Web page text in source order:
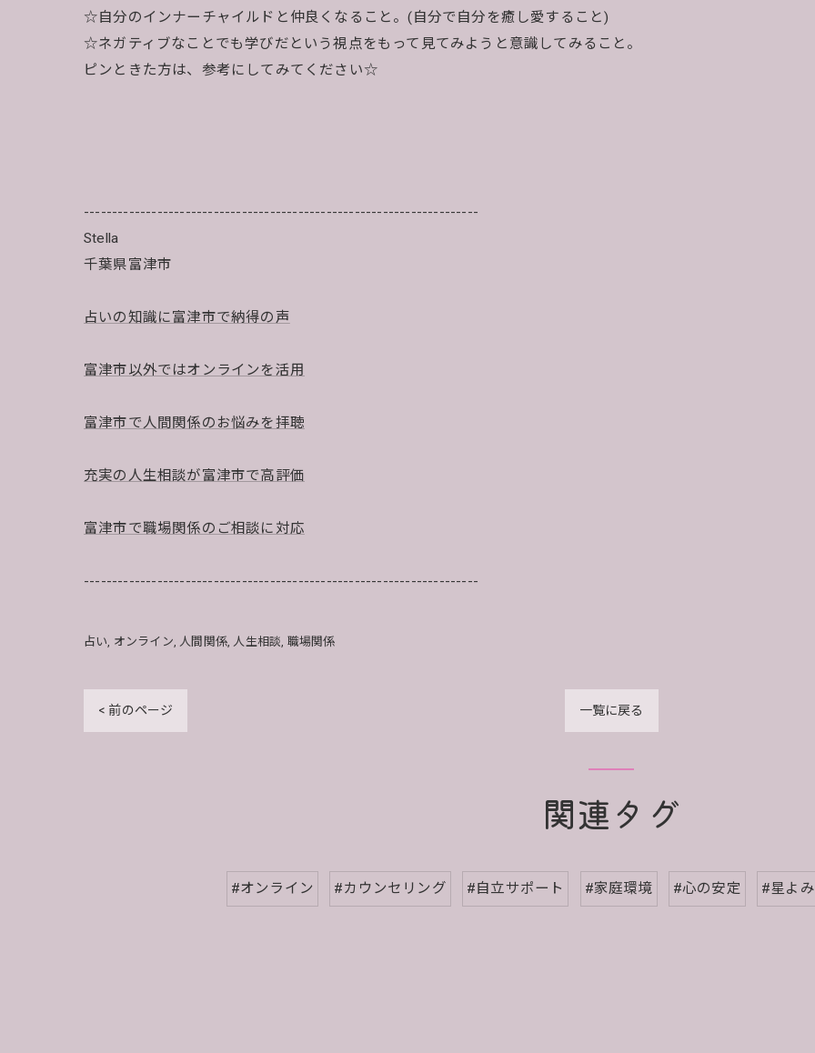
☆自分のインナーチャイルドと仲良くなること。(自分で自分を癒し愛すること)
☆ネガティブなことでも学びだという視点をもって見てみようと意識してみること。
ピンときた方は、参考にしてみてください☆
----------------------------------------------------------------------
Stella
千葉県富津市
占いの知識に富津市で納得の声
富津市以外ではオンラインを活用
富津市で人間関係のお悩みを拝聴
充実の人生相談が富津市で高評価
富津市で職場関係のご相談に対応
----------------------------------------------------------------------
占い オンライン 人間関係 人生相談 職場関係
< 前のページ 一覧に戻る
関連タグ
#オンライン #カウンセリング #自立サポート #家庭環境 #心の安定 #星よみ